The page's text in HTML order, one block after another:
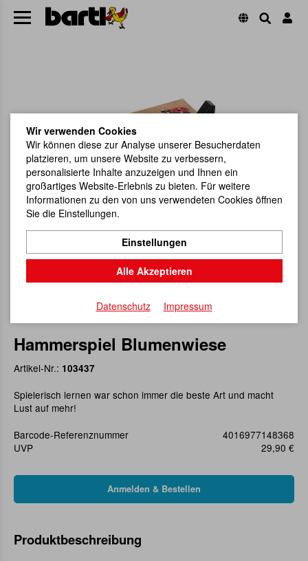
Hammerspiel Blumenwiese
Artikel-Nr.: 103437
Spielerisch lernen war schon immer die beste Art und macht
Lust auf mehr!
Barcode-Referenznummer
4016977148368
UVP
29,90 €
Produktbeschreibung
Wir verwenden Cookies
Wir können diese zur Analyse unserer Besucherdaten
platzieren, um unsere Website zu verbessern,
personalisierte Inhalte anzuzeigen und Ihnen ein
großartiges Website-Erlebnis zu bieten. Für weitere
Informationen zu den von uns verwendeten Cookies öffnen
Sie die Einstellungen.
Einstellungen
Alle Akzeptieren
Datenschutz Impressum